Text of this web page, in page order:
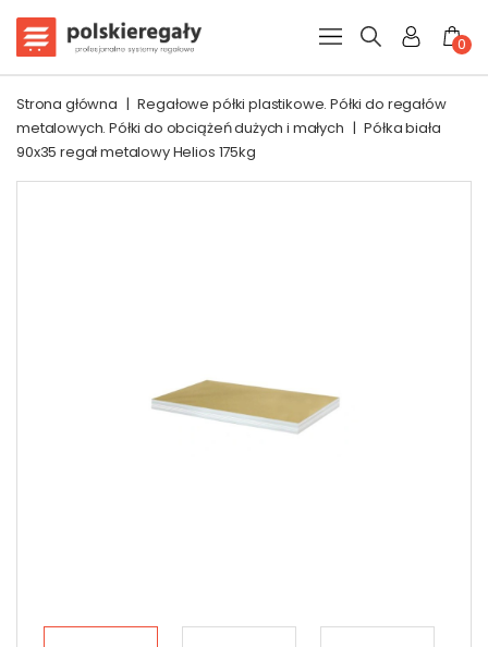
0
Strona główna | Regałowe półki plastikowe. Półki do regałów
metalowych. Półki do obciążeń dużych i małych | Półka biała
90x35 regał metalowy Helios 175kg